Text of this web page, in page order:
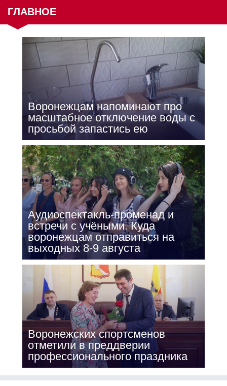
ГЛАВНОЕ
Воронежцам напоминают про
масштабное отключение воды с
просьбой запастись ею
Аудиоспектакль-променад и
встречи с учёными. Куда
воронежцам отправиться на
выходных 8-9 августа
Воронежских спортсменов
отметили в преддверии
профессионального праздника